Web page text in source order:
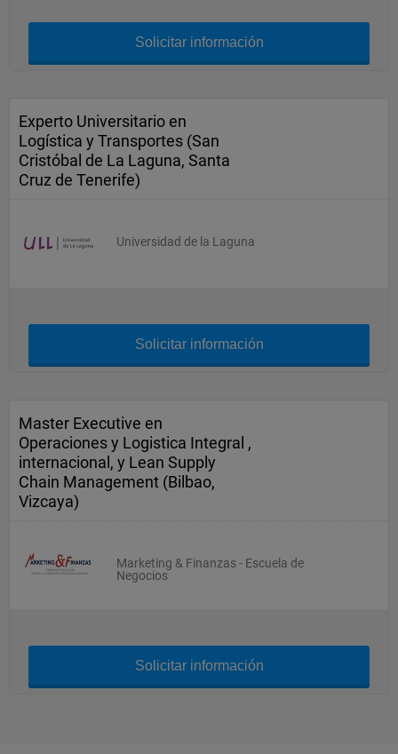
Solicitar información
Experto Universitario en
Logística y Transportes (San
Cristóbal de La Laguna, Santa
Cruz de Tenerife)
Universidad de la Laguna
Solicitar información
Master Executive en
Operaciones y Logistica Integral ,
internacional, y Lean Supply
Chain Management (Bilbao,
Vizcaya)
Marketing & Finanzas - Escuela de
Negocios
Solicitar información